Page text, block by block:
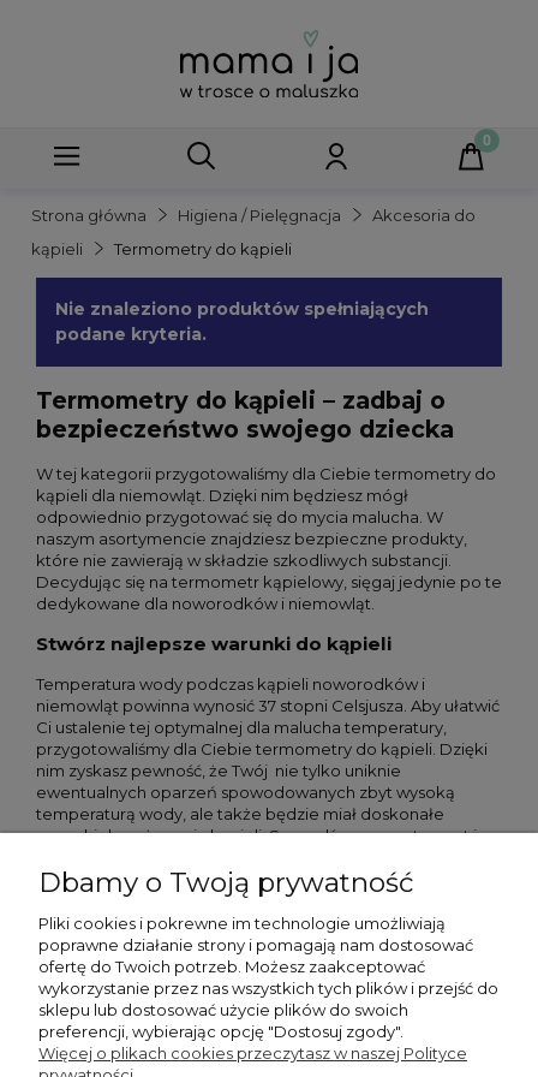
Strona główna Higiena / Pielęgnacja
Akcesoria do
kąpieli
Termometry do kąpieli
Nie znaleziono produktów spełniających
podane kryteria.
Termometry do kąpieli – zadbaj o
bezpieczeństwo swojego dziecka
W tej kategorii przygotowaliśmy dla Ciebie termometry do
kąpieli dla niemowląt. Dzięki nim będziesz mógł
odpowiednio przygotować się do mycia malucha. W
naszym asortymencie znajdziesz bezpieczne produkty,
które nie zawierają w składzie szkodliwych substancji.
Decydując się na termometr kąpielowy, sięgaj jedynie po te
dedykowane dla noworodków i niemowląt.
Stwórz najlepsze warunki do kąpieli
Temperatura wody podczas kąpieli noworodków i
niemowląt powinna wynosić 37 stopni Celsjusza. Aby ułatwić
Ci ustalenie tej optymalnej dla malucha temperatury,
przygotowaliśmy dla Ciebie termometry do kąpieli. Dzięki
nim zyskasz pewność, że Twój nie tylko uniknie
ewentualnych oparzeń spowodowanych zbyt wysoką
temperaturą wody, ale także będzie miał doskonałe
warunki do zażywania kąpieli. Sprawdź nasz asortyment i
Moje konto
Płatności i dostawa
Dbamy o Twoją prywatność
Pliki cookies i pokrewne im technologie umożliwiają
poprawne działanie strony i pomagają nam dostosować
ofertę do Twoich potrzeb. Możesz zaakceptować
wykorzystanie przez nas wszystkich tych plików i przejść do
sklepu lub dostosować użycie plików do swoich
preferencji, wybierając opcję "Dostosuj zgody".
Więcej o plikach cookies przeczytasz w naszej Polityce